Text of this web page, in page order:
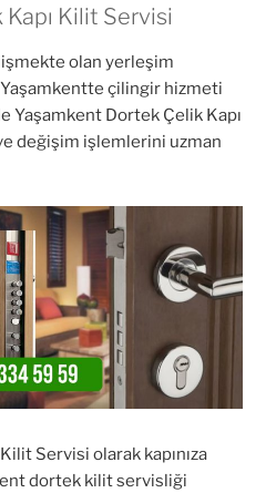
Kilit Servisi
olan yerleşim
çilingir hizmeti
Yaşamkent Dortek Çelik Kapı
değişim işlemlerini uzman
Servisi olarak kapınıza
dortek kilit servisliği